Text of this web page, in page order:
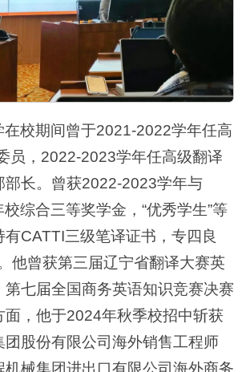
在校期间曾于2021-2022学年任高
员，2022-2023学年任高级翻译
部长。曾获2022-2023学年与
综合三等奖学金，“优秀学生”等
CATTI三级笔译证书，专四良
他曾获第三届辽宁省翻译大赛英
第七届全国商务英语知识竞赛决赛
面，他于2024年秋季校招中斩获
团股份有限公司海外销售工程师